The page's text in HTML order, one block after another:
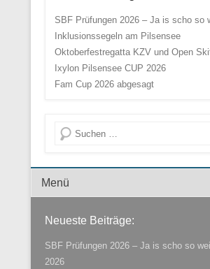
SBF Prüfungen 2026 – Ja is scho so
Inklusionssegeln am Pilsensee
Oktoberfestregatta KZV und Open
Ixylon Pilsensee CUP 2026
Fam Cup 2026 abgesagt
Suche
Menü der Fußzeile
Neueste Beiträge:
SBF Prüfungen 2026 – Ja is scho so
2026